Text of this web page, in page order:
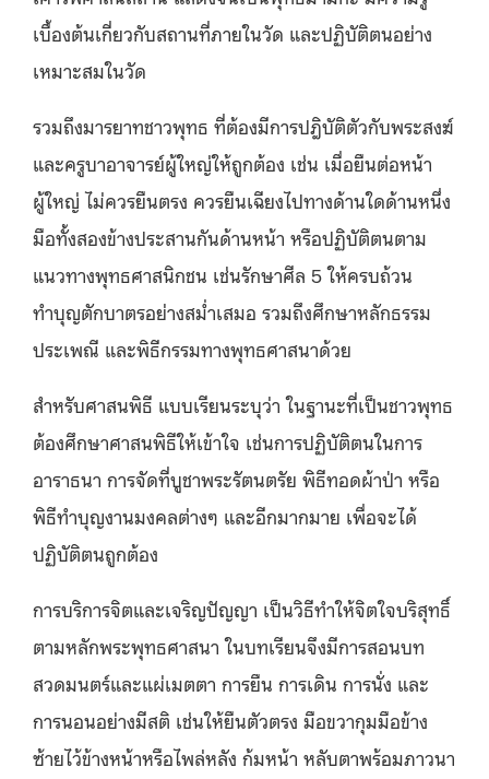
เบื้องต้นเกี่ยวกับสถานที่ภายในวัด และปฏิบัติตนอย่าง
เหมาะสมในวัด
รวมถึงมารยาทชาวพุทธ ที่ต้องมีการปฎิบัติตัวกับพระสงฆ์
และครูบาอาจารย์ผู้ใหญ่ให้ถูกต้อง เช่น เมื่อยืนต่อหน้า
ผู้ใหญ่ ไม่ควรยืนตรง ควรยืนเฉียงไปทางด้านใดด้านหนึ่ง
มือทั้งสองข้างประสานกันด้านหน้า หรือปฏิบัติตนตาม
แนวทางพุทธศาสนิกชน เช่นรักษาศีล 5 ให้ครบถ้วน
ทำบุญตักบาตรอย่างสม่ำเสมอ รวมถึงศึกษาหลักธรรม
ประเพณี และพิธีกรรมทางพุทธศาสนาด้วย
สำหรับศาสนพิธี แบบเรียนระบุว่า ในฐานะที่เป็นชาวพุทธ
ต้องศึกษาศาสนพิธีให้เข้าใจ เช่นการปฏิบัติตนในการ
อาราธนา การจัดที่บูชาพระรัตนตรัย พิธีทอดผ้าป่า หรือ
พิธีทำบุญงานมงคลต่างๆ และอีกมากมาย เพื่อจะได้
ปฏิบัติตนถูกต้อง
การบริการจิตและเจริญปัญญา เป็นวิธีทำให้จิตใจบริสุทธิ์
ตามหลักพระพุทธศาสนา ในบทเรียนจึงมีการสอนบท
สวดมนตร์และแผ่เมตตา การยืน การเดิน การนั่ง และ
การนอนอย่างมีสติ เช่นให้ยืนตัวตรง มือขวากุมมือข้าง
ซ้ายไว้ข้างหน้าหรือไพล่หลัง ก้มหน้า หลับตาพร้อมภาวนา